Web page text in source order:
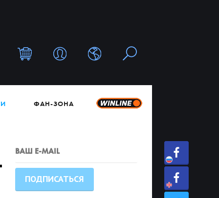
ФАН-ЗОНА